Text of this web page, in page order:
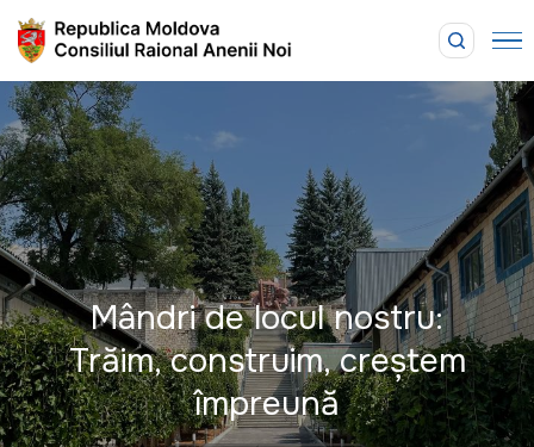
Mândri de locul nostru:
Trăim, construim, creștem
împreună